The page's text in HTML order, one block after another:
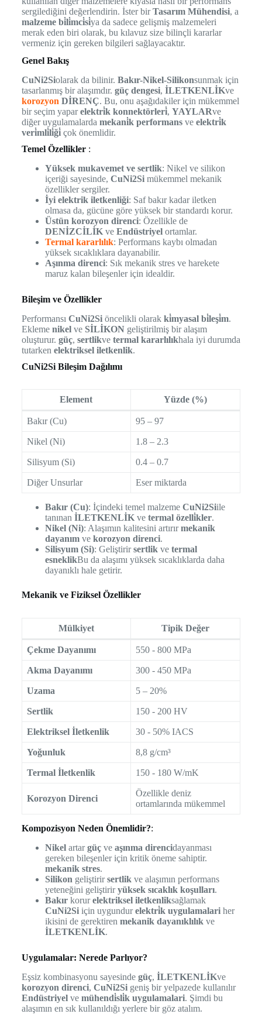
sergilediğini değerlendirin. İster birTasarım Mühendisi, a
malzeme bi̇li̇mci̇si̇ya da sadece gelişmiş malzemeleri
merak eden biri olarak, bu kılavuz size bilinçli kararlar
vermeniz için gereken bilgileri sağlayacaktır.
Genel Bakış
CuNi2Siolarak da bilinir. Bakır-Nikel-Silikonsunmak için
tasarlanmış bir alaşımdır. güç dengesi, İLETKENLİKve
korozyon DİRENÇ. Bu, onu aşağıdakiler için mükemmel
bir seçim yaparelektri̇k konnektörleri̇, YAYLARve
diğer uygulamalarda mekani̇k performansve elektri̇k
veri̇mli̇li̇ği̇çok önemlidir.
Temel Özellikler :
Yüksek mukavemet ve sertlik: Nikel ve silikon
içeriği sayesinde, CuNi2Simükemmel mekanik
özellikler sergiler.
İyi elektrik iletkenliği: Saf bakır kadar iletken
olmasa da, gücüne göre yüksek bir standardı korur.
Üstün korozyon direnci: Özellikle de
DENİZCİLİKve Endüstriyelortamlar.
Termal kararlılık: Performans kaybı olmadan
yüksek sıcaklıklara dayanabilir.
Aşınma direnci: Sık mekanik stres ve harekete
maruz kalan bileşenler için idealdir.
Bileşim ve Özellikler
Performansı CuNi2Siöncelikli olarak ki̇myasal bi̇leşi̇m.
Ekleme nikelve SİLİKONgeliştirilmiş bir alaşım
oluşturur. güç, sertlikve termal kararlılıkhala iyi durumda
tutarken elektriksel iletkenlik.
CuNi2Si Bileşim Dağılımı
Element Yüzde (%)
Bakır (Cu) 95 – 97
Nikel (Ni) 1.8 – 2.3
Silisyum (Si) 0.4 – 0.7
Diğer Unsurlar Eser miktarda
Bakır (Cu): İçindeki temel malzeme CuNi2Siile
tanınan İLETKENLİKve termal özelli̇kler.
Nikel (Ni): Alaşımın kalitesini artırırmekanik
dayanımve korozyon direnci.
Silisyum (Si): Geliştirirsertlikve termal
esneklikBu da alaşımı yüksek sıcaklıklarda daha
dayanıklı hale getirir.
Mekanik ve Fiziksel Özellikler
Mülkiyet Tipik Değer
Çekme Dayanımı 550 - 800 MPa
Akma Dayanımı 300 - 450 MPa
Uzama 5 – 20%
Sertlik 150 - 200 HV
Elektriksel İletkenlik 30 - 50% IACS
Yoğunluk 8,8 g/cm³
Termal İletkenlik 150 - 180 W/mK
Korozyon Direnci
Özellikle deniz
ortamlarında mükemmel
Kompozisyon Neden Önemlidir?:
Nikelartargüçve aşınma direncidayanması
gereken bileşenler için kritik öneme sahiptir.
mekanik stres.
Silikon geliştirirsertlikve alaşımın performans
yeteneğini geliştiriryüksek sıcaklık koşulları.
Bakırkorurelektriksel iletkenliksağlamak
CuNi2Siiçin uygundurelektri̇k uygulamalariher
ikisini de gerektiren mekanik dayanıklılıkve
İLETKENLİK.
Uygulamalar: Nerede Parlıyor?
Eşsiz kombinasyonu sayesinde güç, İLETKENLİKve
korozyon direnci, CuNi2Sigeniş bir yelpazede kullanılır
Endüstriyelve mühendi̇sli̇k uygulamalari. Şimdi bu
alaşımın en sık kullanıldığı yerlere bir göz atalım.